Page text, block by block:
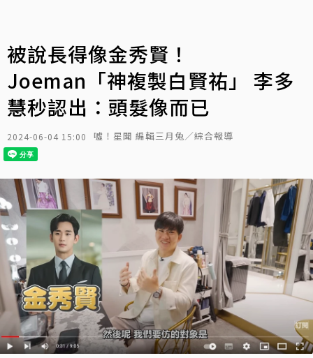
被說長得像金秀賢！
Joeman「神複製白賢祐」 李多
慧秒認出：頭髮像而已
2024-06-04 15:00 噓！星聞 編輯三月兔／綜合報導